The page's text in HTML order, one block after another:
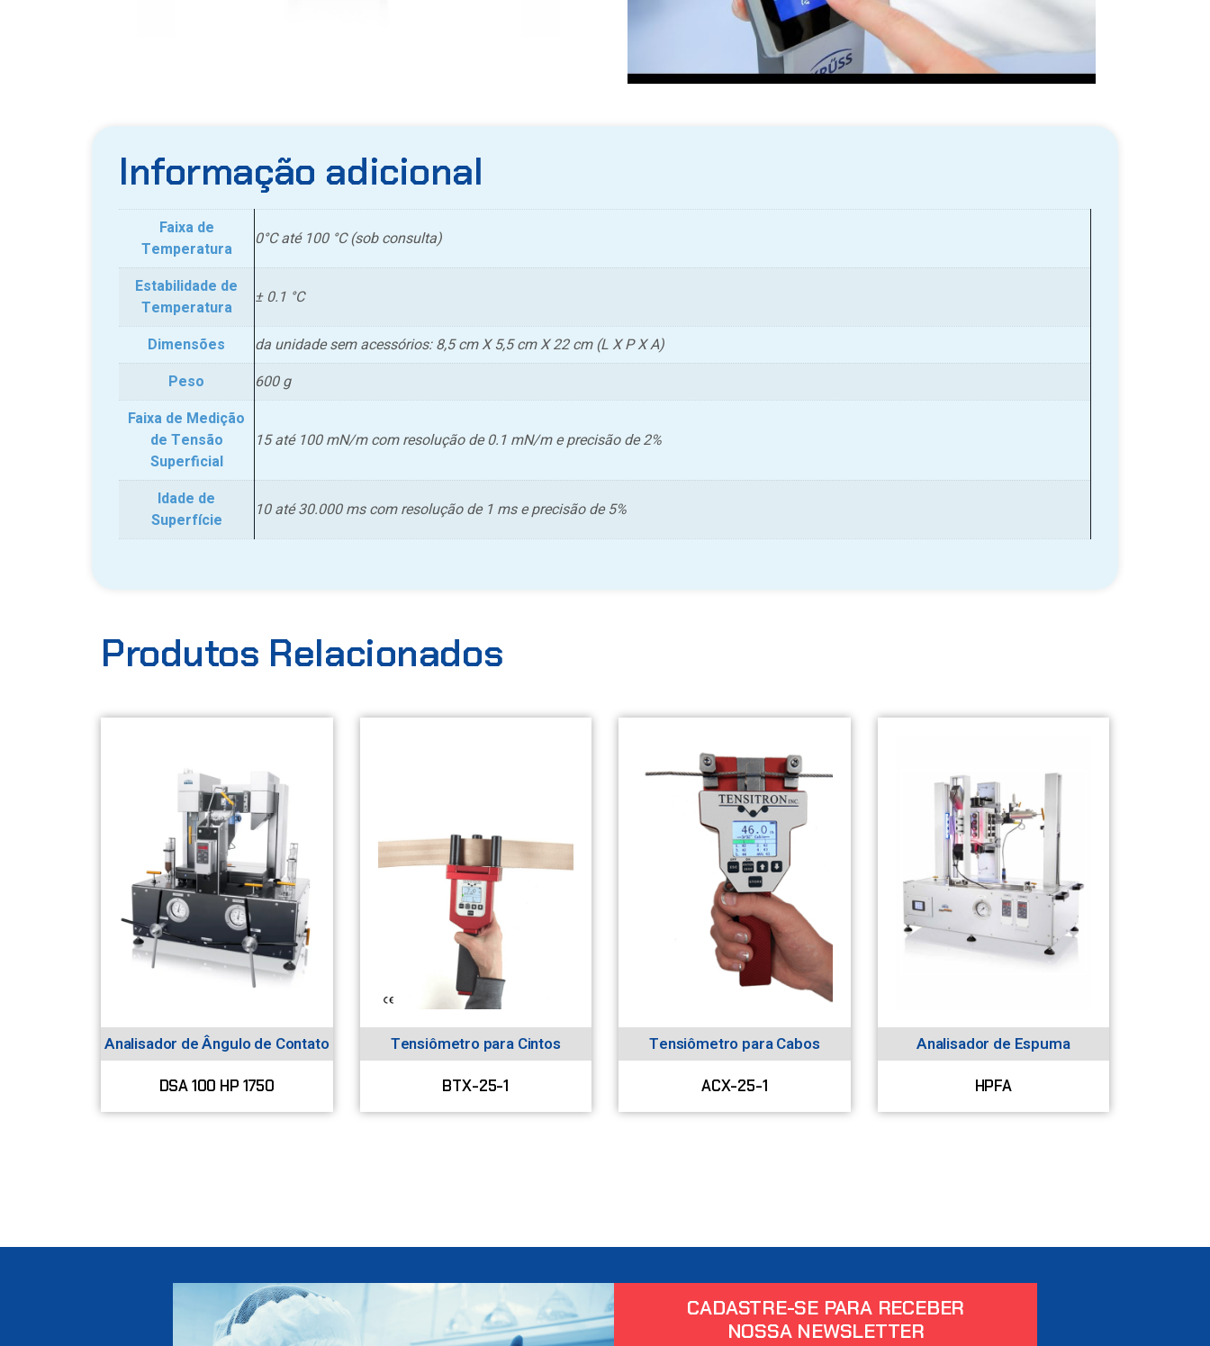
Informação adicional
Faixa de
Temperatura
0°C até 100 °C (sob consulta)
Estabilidade de
Temperatura
± 0.1 °C
Dimensões
da unidade sem acessórios: 8,5 cm X 5,5 cm X 22 cm (L X P X A)
Peso
600 g
Faixa de Medição
de Tensão
Superficial
15 até 100 mN/m com resolução de 0.1 mN/m e precisão de 2%
Idade de
Superfície
10 até 30.000 ms com resolução de 1 ms e precisão de 5%
Produtos Relacionados
Analisador de Ângulo de Contato
DSA 100 HP 1750
Tensiômetro para Cintos
BTX-25-1
Tensiômetro para Cabos
ACX-25-1
Analisador de Espuma
HPFA
CADASTRE-SE PARA RECEBER
NOSSA NEWSLETTER